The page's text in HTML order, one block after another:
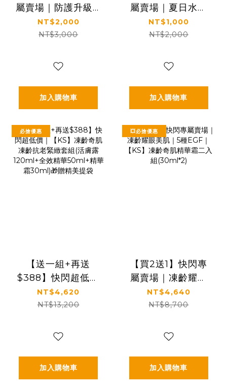
屬賣場｜防護升級🛡️
抗光×隔離×保濕｜
【KS】抗光清爽高
★★★★三入特惠
NT$2,000
NT$3,000
加入購物車
屬賣場｜夏日水潤
發光｜補水×舒緩×
修護｜【KS】蘆薈
150ml
NT$1,000
NT$2,000
加入購物車
必搶優惠
【送一組+再送
$388】快閃超低價
｜【KS】凍齡奇肌
凍齡抗老緊緻套組
效精華50ml+精華
提袋
NT$4,620
NT$13,200
加入購物車
💥必搶優惠
【買2送1】快閃專
屬賣場｜凍齡耀眼
美肌｜5種EGF｜
【KS】凍齡奇肌精
(30ml*2)
NT$4,640
NT$8,700
加入購物車